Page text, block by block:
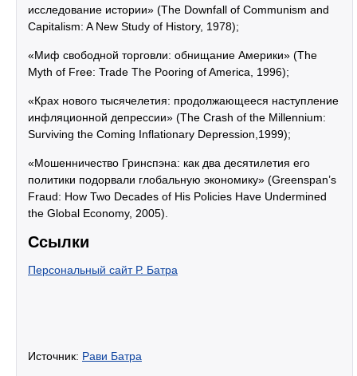
исследование истории» (The Downfall of Communism and
Capitalism: A New Study of History, 1978);
«Миф свободной торговли: обнищание Америки» (The
Myth of Free: Trade The Pooring of America, 1996);
«Крах нового тысячелетия: продолжающееся наступление
инфляционной депрессии» (The Crash of the Millennium:
Surviving the Coming Inflationary Depression,1999);
«Мошенничество Гринспэна: как два десятилетия его
политики подорвали глобальную экономику» (Greenspan’s
Fraud: How Two Decades of His Policies Have Undermined
the Global Economy, 2005).
Ссылки
Персональный сайт Р. Батра
Источник: Рави Батра